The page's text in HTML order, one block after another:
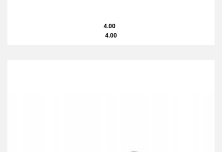
4.00
4.00